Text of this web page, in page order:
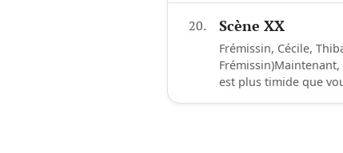
20. Scène XX
Frémissin, Cécile,
est plus timide que